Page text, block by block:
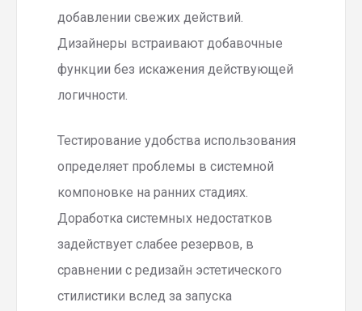
добавлении свежих действий.
Дизайнеры встраивают добавочные
функции без искажения действующей
логичности.
Тестирование удобства использования
определяет проблемы в системной
компоновке на ранних стадиях.
Доработка системных недостатков
задействует слабее резервов, в
сравнении с редизайн эстетического
стилистики вслед за запуска